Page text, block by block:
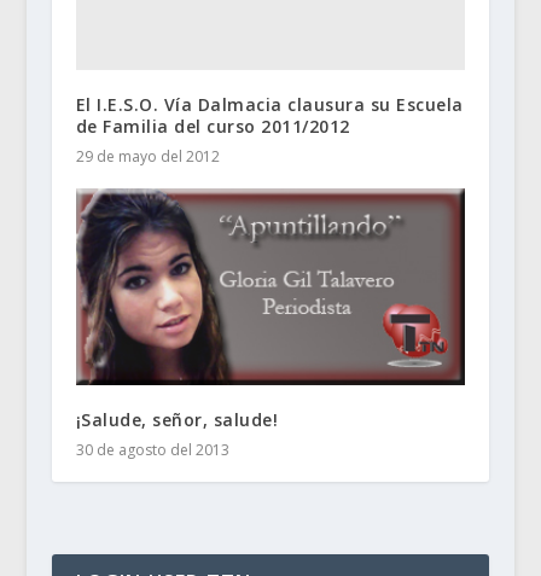
El I.E.S.O. Vía Dalmacia clausura su Escuela
de Familia del curso 2011/2012
29 de mayo del 2012
¡Salude, señor, salude!
30 de agosto del 2013